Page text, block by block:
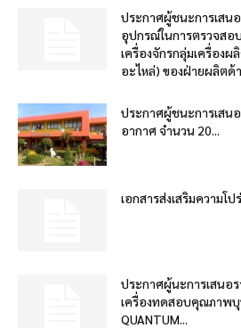
ประกาศผู้ชนะการเสน
อุปกรณ์ในการตรวจสอ
เครื่องจักรกลุ่มเครื่องผ
อะไหล่) ของฝ่ายผลิตด้
ประกาศผู้ชนะการเสน
อากาศ จำนวน 20...
เอกสารส่งเสริมความโป
ประกาศผู้นะการเสนอ
เครื่องทดสอบคุณภาพบุห
QUANTUM...